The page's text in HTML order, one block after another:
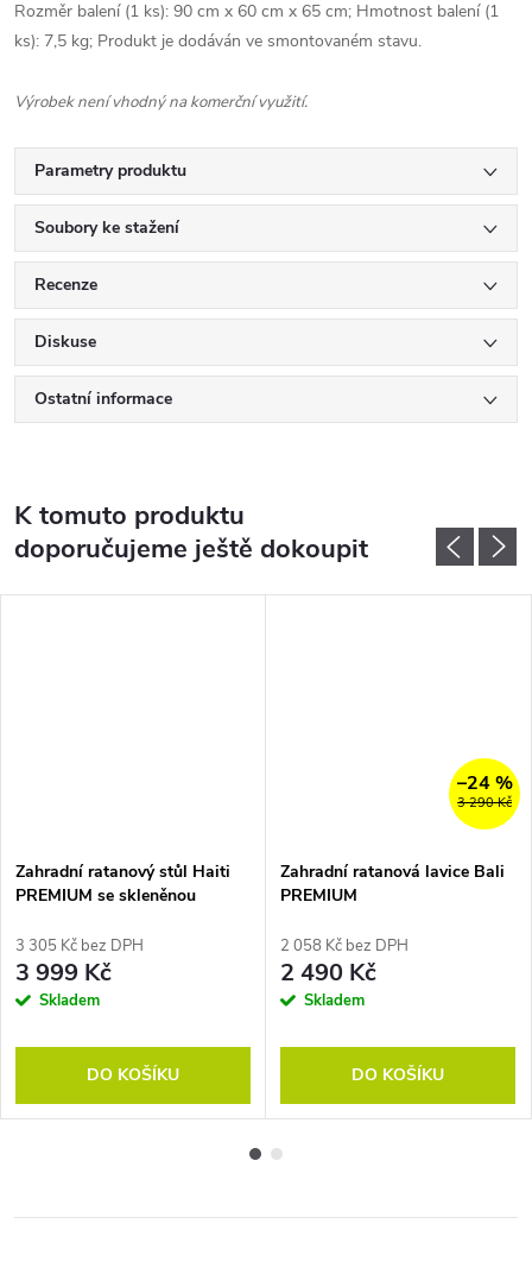
Rozměr balení (1 ks): 90 cm x 60 cm x 65 cm; Hmotnost balení (1
ks): 7,5 kg; Produkt je dodáván ve smontovaném stavu.
Výrobek není vhodný na komerční využití.
Parametry produktu
Soubory ke stažení
Recenze
Diskuse
Ostatní informace
K tomuto produktu
doporučujeme ještě dokoupit
Zahradní ratanový stůl Haiti
PREMIUM se skleněnou
3 305 Kč bez DPH
3 999 Kč
Skladem
DO KOŠÍKU
3 290 Kč
–24 %
Zahradní ratanová lavice Bali
PREMIUM
2 058 Kč bez DPH
2 490 Kč
Skladem
DO KOŠÍKU